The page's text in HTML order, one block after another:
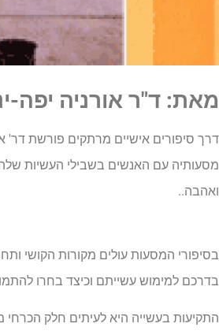
מאת: ד"ר אורניה יפה-
דרך סיפורים אישיים מרתקים פורשת דר'
מסעותיה עם האנשים בשבילי העשיות
ואהבה..
בסיפורי המסעות עולים מקורות הקושי
בדרכם למימוש עשייתם וכיצד בחרו
התקיעות בעשייה היא לעיתים חלק הכרחי